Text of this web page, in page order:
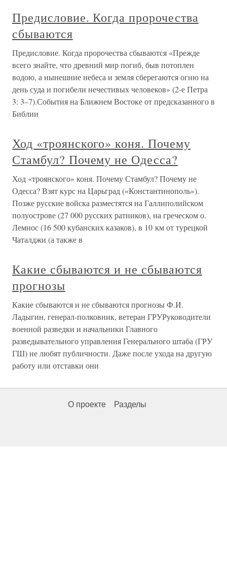
Предисловие. Когда пророчества
сбываются
Предисловие. Когда пророчества сбываются «Прежде
всего знайте, что древний мир погиб, быв потоплен
водою, а нынешние небеса и земля сберегаются огню на
день суда и погибели нечестивых человеков» (2-е Петра
3: 3–7).События на Ближнем Востоке от предсказанного в
Библии
Ход «троянского» коня. Почему
Стамбул? Почему не Одесса?
Ход «троянского» коня. Почему Стамбул? Почему не
Одесса? Взят курс на Царьград («Константинополь»).
Позже русские войска разместятся на Галлиполийском
полуострове (27 000 русских ратников), на греческом о.
Лемнос (16 500 кубанских казаков), в 10 км от турецкой
Чаталджи (а также в
Какие сбываются и не сбываются
прогнозы
Какие сбываются и не сбываются прогнозы Ф.И.
Ладыгин, генерал-полковник, ветеран ГРУРуководители
военной разведки и начальники Главного
разведывательного управления Генерального штаба (ГРУ
ГШ) не любят публичности. Даже после ухода на другую
работу или отставки они
О проекте Разделы